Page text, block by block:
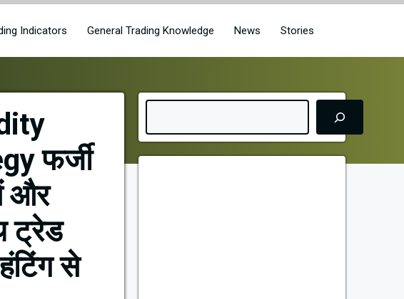
Indicators General Trading Knowledge News Stories
फर्जी
और
ट्रेड
से